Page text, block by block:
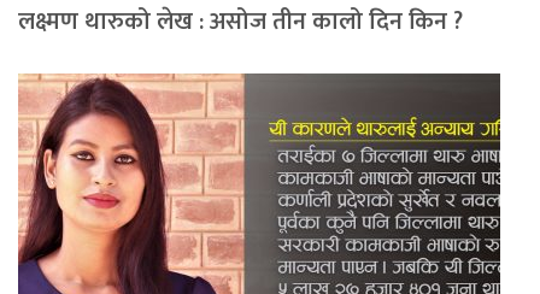
लक्ष्मण थारुको लेख : असोज तीन कालो दिन किन ?